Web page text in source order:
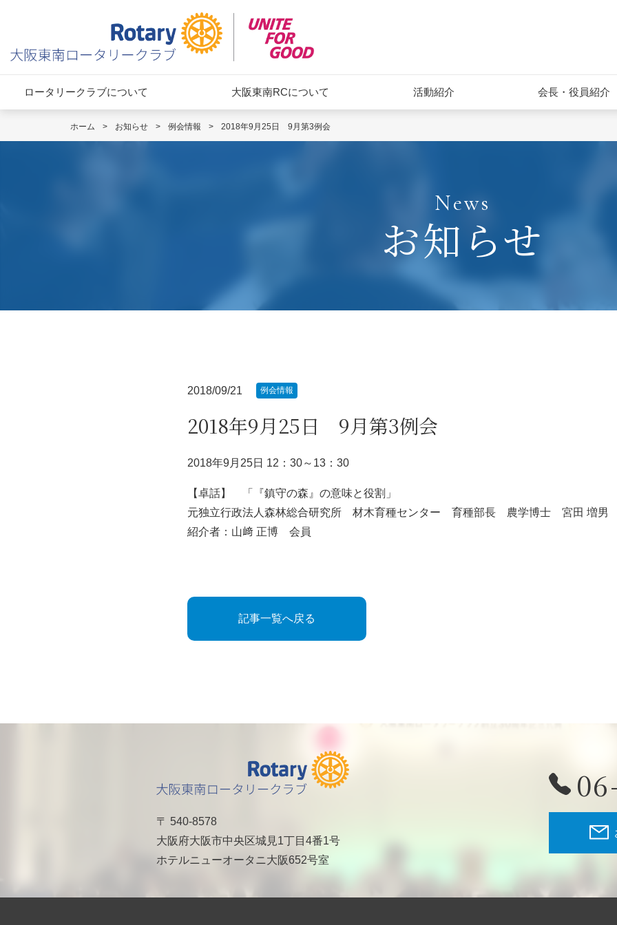
ロータリークラブについて 大阪東南RCについて 活動紹介 会長・役員紹介
ホーム > お知らせ > 例会情報 > 2018年9月25日 9月第3例会
News
お知らせ
2018/09/21 例会情報
2018年9月25日 9月第3例会
2018年9月25日 12 ： 30～ 13 ： 30
【卓話】 「『鎮守の森』の意味と役割」
元独立行政法人森林総合研究所 材木育種センター 育種部長 農学博士 宮田 増
紹介者：山﨑 正博 会員
記事一覧へ戻る
〒 540-8578
大阪府大阪市中央区城見1丁目4番1号
ホテルニューオータニ大阪652号室